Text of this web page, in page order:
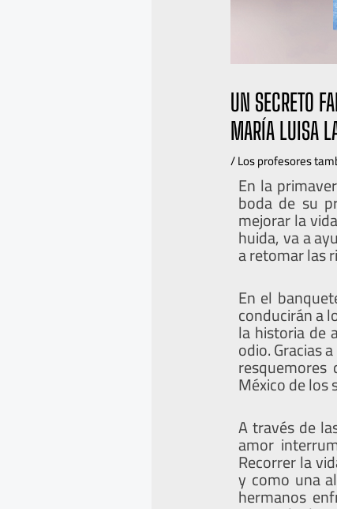
UN SECRETO
MARÍA LUISA
/Los profesores
En la
boda de su
mejorar la
huida, va a
a retomar las
En el
conducirán a
la historia de
odio. Gracias
México de los
A través de
amor
Recorrer la
y como una
hermanos